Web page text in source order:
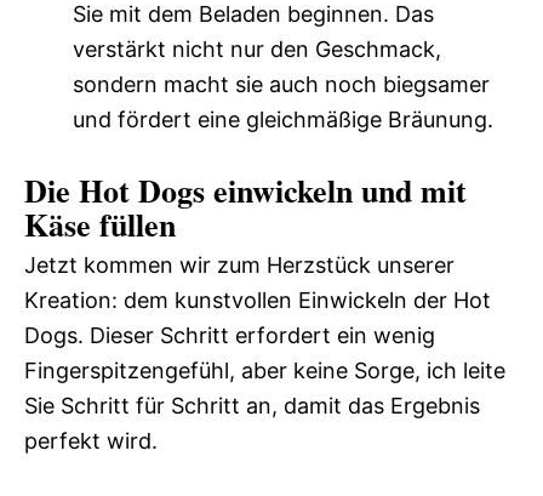
Sie mit dem Beladen beginnen. Das
verstärkt nicht nur den Geschmack,
sondern macht sie auch noch biegsamer
und fördert eine gleichmäßige Bräunung.
Die Hot Dogs einwickeln und mit
Käse füllen
Jetzt kommen wir zum Herzstück unserer
Kreation: dem kunstvollen Einwickeln der Hot
Dogs. Dieser Schritt erfordert ein wenig
Fingerspitzengefühl, aber keine Sorge, ich leite
Sie Schritt für Schritt an, damit das Ergebnis
perfekt wird.